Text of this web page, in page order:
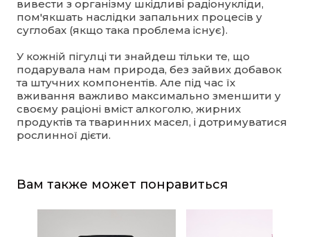
вивести з організму шкідливі радіонукліди,
пом'якшать наслідки запальних процесів у
суглобах (якщо така проблема існує).
У кожній пігулці ти знайдеш тільки те, що
подарувала нам природа, без зайвих добавок
та штучних компонентів. Але під час їх
вживання важливо максимально зменшити у
своєму раціоні вміст алкоголю, жирних
продуктів та тваринних масел, і дотримуватися
рослинної дієти.
Вам также может понравиться